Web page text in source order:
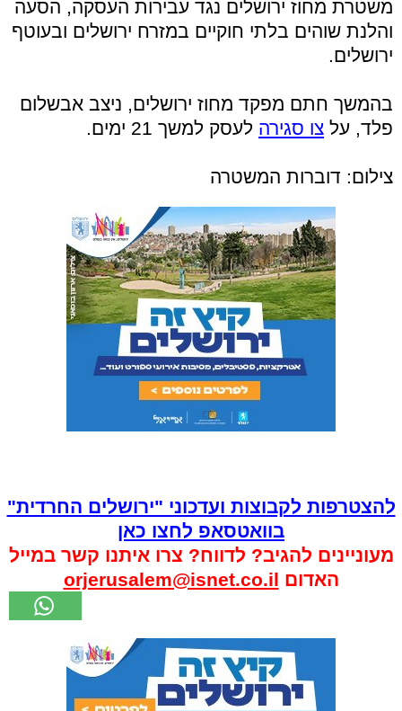
משטרת מחוז ירושלים נגד עבירות העסקה, הסעה
והלנת שוהים בלתי חוקיים במזרח ירושלים ובעוטף
ירושלים.
בהמשך חתם מפקד מחוז ירושלים, ניצב אבשלום
פלד, על צו סגירה לעסק למשך 21 ימים.
צילום: דוברות המשטרה
להצטרפות לקבוצות ועדכוני "ירושלים החרדית"
בוואטסאפ לחצו כאן
מעוניינים להגיב? לדווח? צרו איתנו קשר במייל
האדום orjerusalem@isnet.co.il